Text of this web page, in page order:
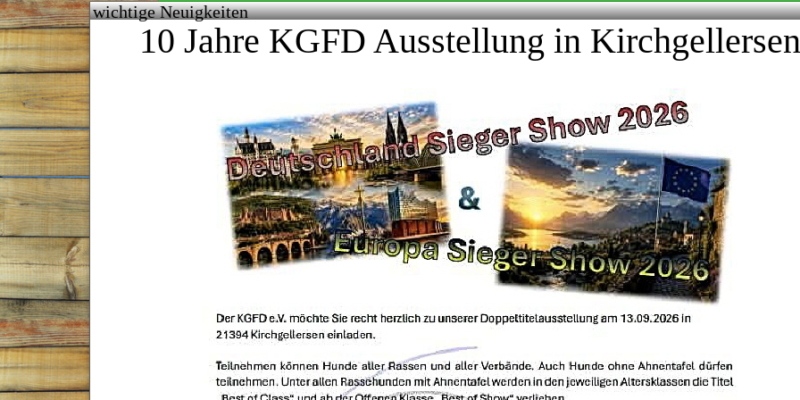
wichtige Neuigkeiten
10 Jahre KGFD Ausstellung in Kirchgellersen
der Q-Wurf
Sie sind hier:Home